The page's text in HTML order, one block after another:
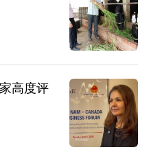
高度评